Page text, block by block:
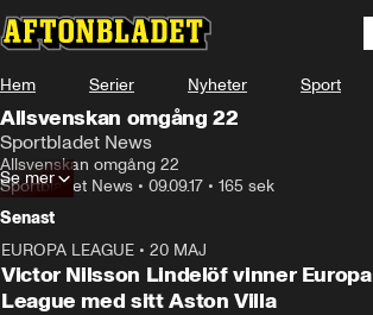
Hem Serier Nyheter Sport
Allsvenskan omgång 22
Sportbladet News
Allsvenskan omgång 22
Sportbladet News • 09.09.17 • 165 sek
Se mer
Senast
EUROPA LEAGUE • 20 MAJ
Victor Nilsson Lindelöf vinner Europa
League med sitt Aston Villa